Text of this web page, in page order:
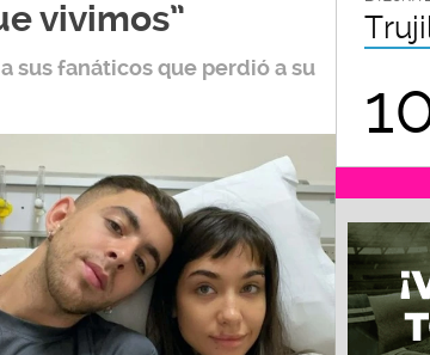
vivimos”
sus fanáticos que perdió a su
Arequipa
FM